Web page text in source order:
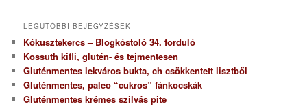
LEGUTÓBBI BEJEGYZÉSEK
Kókusztekercs – Blogkóstoló 34. forduló
Kossuth kifli, glutén- és tejmentesen
Gluténmentes lekváros bukta, ch csökkentett lisztből
Gluténmentes, paleo “cukros” fánkocskák
Gluténmentes krémes szilvás pite